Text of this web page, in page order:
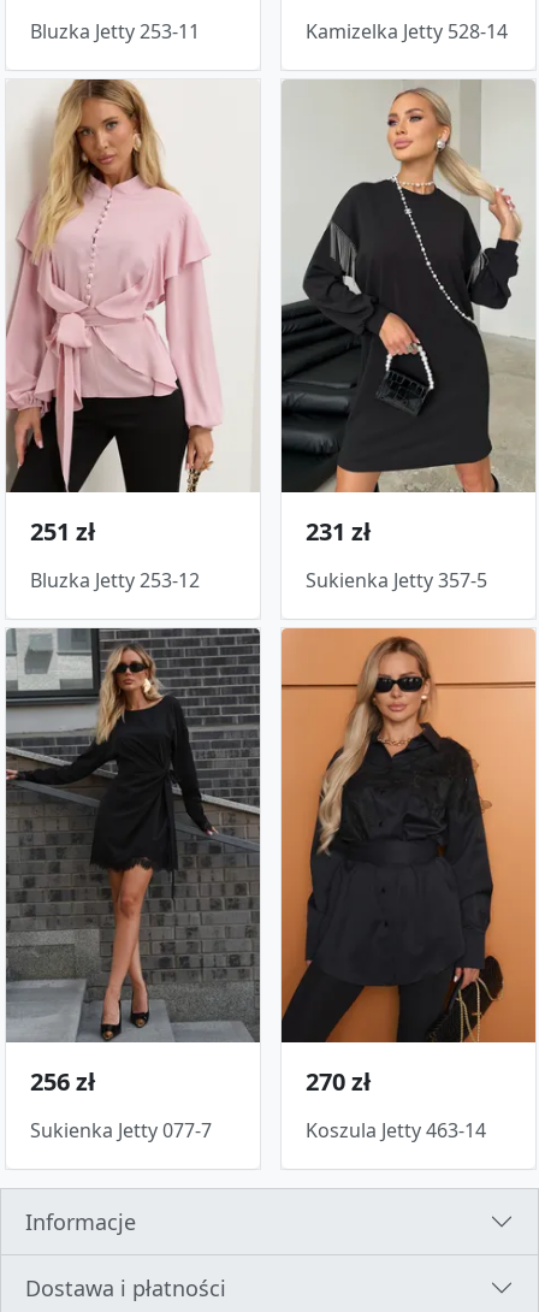
Bluzka Jetty 253-11 Kamizelka Jetty 528-14
251 zł
Bluzka Jetty 253-12
231 zł
Sukienka Jetty 357-5
256 zł
Sukienka Jetty 077-7
270 zł
Koszula Jetty 463-14
Informacje
Dostawa i płatności